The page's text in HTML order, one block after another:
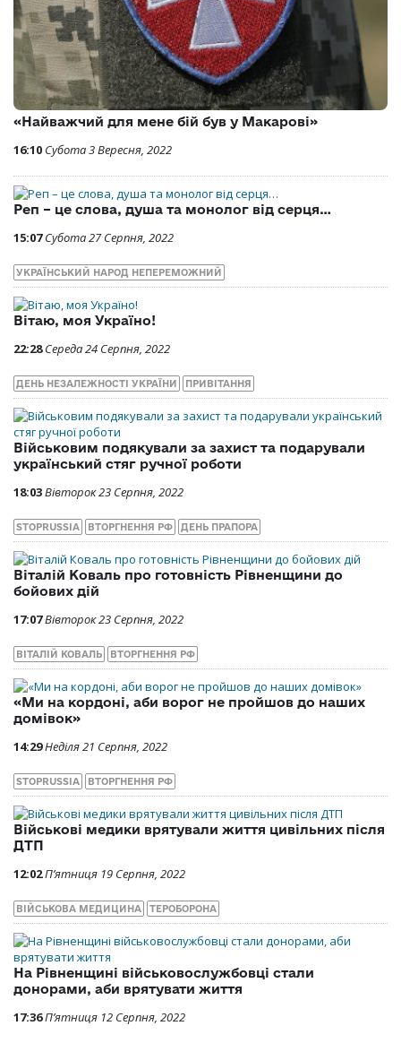
«Найважчий для мене бій був у Макарові»
16:10 Субота 3 Вересня, 2022
Реп – це слова, душа та монолог від серця…
15:07 Субота 27 Серпня, 2022
УКРАЇНСЬКИЙ НАРОД НЕПЕРЕМОЖНИЙ
Вітаю, моя Україно!
22:28 Середа 24 Серпня, 2022
ДЕНЬ НЕЗАЛЕЖНОСТІ УКРАЇНИ ПРИВІТАННЯ
Військовим подякували за захист та подарували
український стяг ручної роботи
18:03Вівторок 23 Серпня, 2022
STOPRUSSIA ВТОРГНЕННЯ РФ ДЕНЬ ПРАПОРА
Віталій Коваль про готовність Рівненщини до
бойових дій
17:07Вівторок 23 Серпня, 2022
ВІТАЛІЙ КОВАЛЬ ВТОРГНЕННЯ РФ
«Ми на кордоні, аби ворог не пройшов до наших
домівок»
14:29Неділя 21 Серпня, 2022
STOPRUSSIA ВТОРГНЕННЯ РФ
Військові медики врятували життя цивільних після
ДТП
12:02П’ятниця 19 Серпня, 2022
ВІЙСЬКОВА МЕДИЦИНА ТЕРОБОРОНА
На Рівненщині військовослужбовці стали
донорами, аби врятувати життя
17:36П’ятниця 12 Серпня, 2022